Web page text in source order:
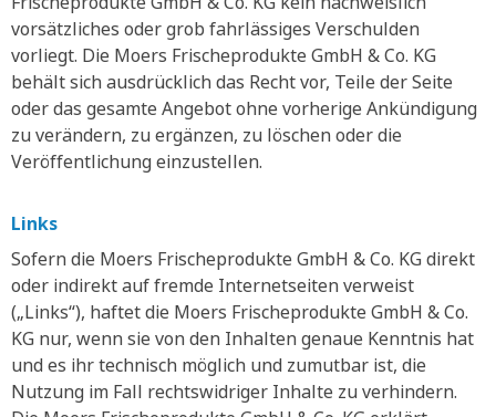
vorsätzliches oder grob fahrlässiges Verschulden
vorliegt. Die Moers Frischeprodukte GmbH & Co. KG
behält sich ausdrücklich das Recht vor, Teile der Seite
oder das gesamte Angebot ohne vorherige Ankündigung
zu verändern, zu ergänzen, zu löschen oder die
Veröffentlichung einzustellen.
Links
Sofern die Moers Frischeprodukte GmbH & Co. KG direkt
oder indirekt auf fremde Internetseiten verweist
(„Links“), haftet die Moers Frischeprodukte GmbH & Co.
KG nur, wenn sie von den Inhalten genaue Kenntnis hat
und es ihr technisch möglich und zumutbar ist, die
Nutzung im Fall rechtswidriger Inhalte zu verhindern.